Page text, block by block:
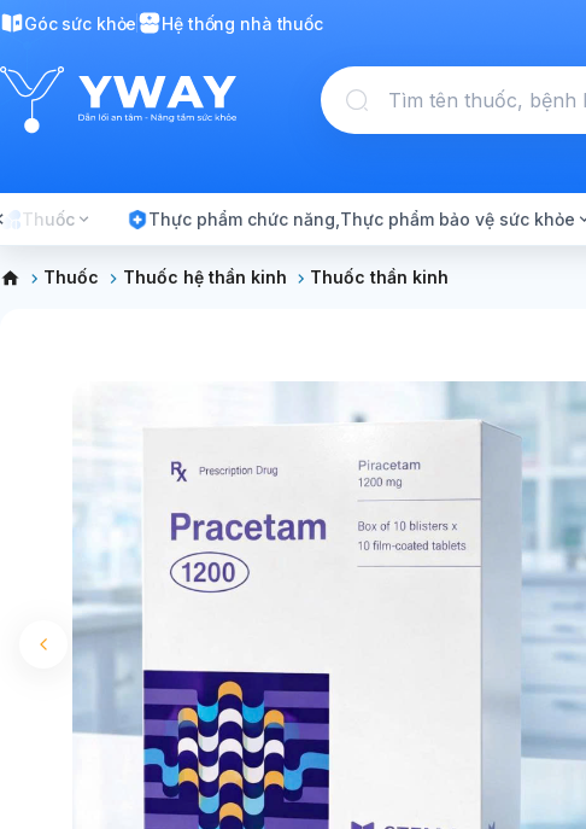
Góc sức khỏe Hệ thống nhà thuốc
Thuốc Thực phẩm chức năng,Thực phẩm bảo vệ sức khỏe
Thuốc Thuốc hệ thần kinh Thuốc thần kinh